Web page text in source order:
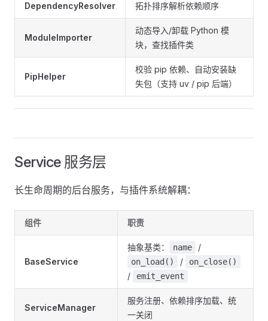
DependencyResolver 拓扑排序解析依赖顺序
ModuleImporter
动态导入/卸载 Python 模
块，查找插件类
PipHelper
校验 pip 依赖、自动安装缺
失包（支持 uv / pip 后端）
Service 服务层
长生命周期的后台服务，与插件系统解耦：
组件 职责
BaseService
抽象基类： name /
on_load() / on_close()
/ emit_event
ServiceManager
服务注册、依赖排序加载、统
一关闭